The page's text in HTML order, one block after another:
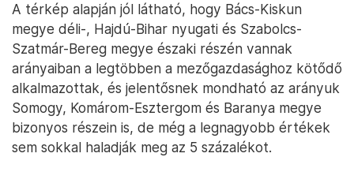
A térkép alapján jól látható, hogy Bács-Kiskun
megye déli-, Hajdú-Bihar nyugati és Szabolcs-
Szatmár-Bereg megye északi részén vannak
arányaiban a legtöbben a mezőgazdasághoz kötődő
alkalmazottak, és jelentősnek mondható az arányuk
Somogy, Komárom-Esztergom és Baranya megye
bizonyos részein is, de még a legnagyobb értékek
sem sokkal haladják meg az 5 százalékot.